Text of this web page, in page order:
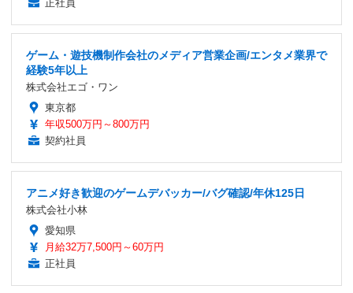
正社員
ゲーム・遊技機制作会社のメディア営業企画/エンタメ業界で
経験5年以上
株式会社エゴ・ワン
東京都
年収500万円～800万円
契約社員
アニメ好き歓迎のゲームデバッカー/バグ確認/年休125日
株式会社小林
愛知県
月給32万7,500円～60万円
正社員